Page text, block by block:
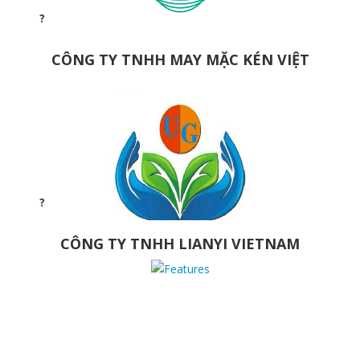
CÔNG TY TNHH MAY MẶC KÉN VIỆT
CÔNG TY TNHH LIANYI VIETNAM